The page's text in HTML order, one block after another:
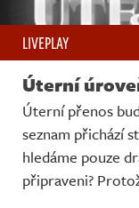
Soutěže
Databáze
Komunita
Redakce
Živě
LIVEPLAY
Úterní
Úterní přenos
seznam přichází
hledáme pouze
připraveni?